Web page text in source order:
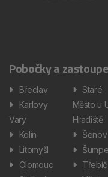
Pobočky a
Břeclav
Karlovy
Vary
Kolín
Litomyšl
Olomouc
Staré
Město u
Hradiště
Šenov
Třebíč